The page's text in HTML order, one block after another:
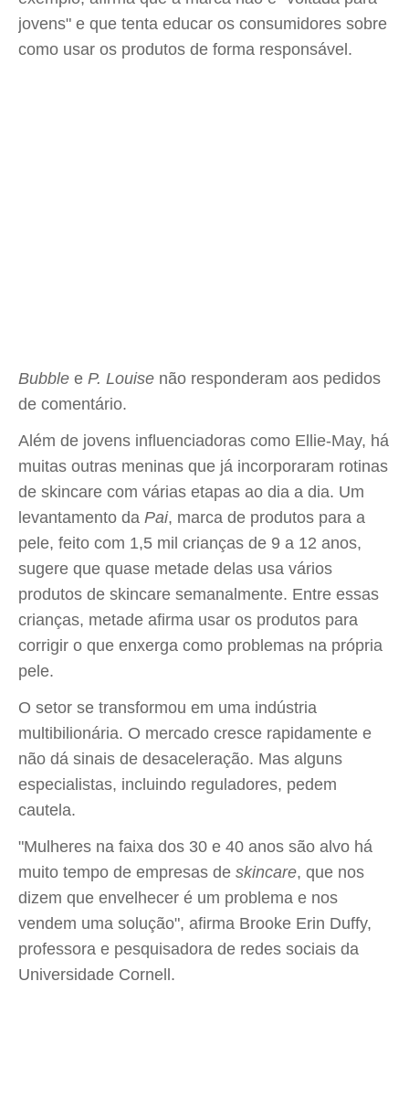
jovens" e que tenta educar os consumidores sobre
como usar os produtos de forma responsável.
Bubble e P. Louise não responderam aos pedidos
de comentário.
Além de jovens influenciadoras como Ellie-May, há
muitas outras meninas que já incorporaram rotinas
de skincare com várias etapas ao dia a dia. Um
levantamento da Pai, marca de produtos para a
pele, feito com 1,5 mil crianças de 9 a 12 anos,
sugere que quase metade delas usa vários
produtos de skincare semanalmente. Entre essas
crianças, metade afirma usar os produtos para
corrigir o que enxerga como problemas na própria
pele.
O setor se transformou em uma indústria
multibilionária. O mercado cresce rapidamente e
não dá sinais de desaceleração. Mas alguns
especialistas, incluindo reguladores, pedem
cautela.
"Mulheres na faixa dos 30 e 40 anos são alvo há
muito tempo de empresas de skincare, que nos
dizem que envelhecer é um problema e nos
vendem uma solução", afirma Brooke Erin Duffy,
professora e pesquisadora de redes sociais da
Universidade Cornell.